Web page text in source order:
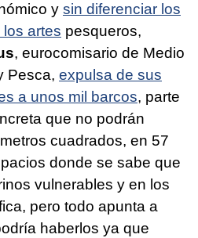
y sin diferenciar los
artes pesqueros,
, eurocomisario de Medio
Pesca, expulsa de sus
a unos mil barcos, parte
que no podrán
cuadrados, en 57
donde se sabe que
vulnerables y en los
pero todo apunta a
haberlos ya que